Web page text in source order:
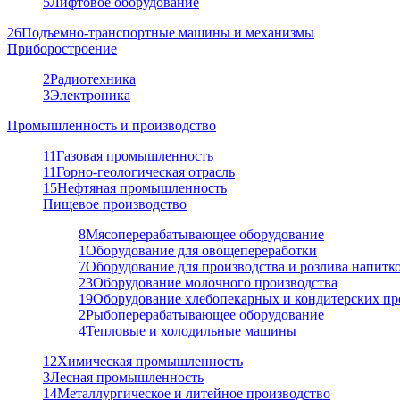
26Подъемно-транспортные машины и механизмы
Приборостроение
2Радиотехника
3Электроника
Промышленность и производство
11Газовая промышленность
11Горно-геологическая отрасль
15Нефтяная промышленность
Пищевое производство
8Мясоперерабатывающее оборудование
1Оборудование для овощепереработки
7Оборудование для производства и розлива
23Оборудование молочного производства
19Оборудование хлебопекарных и кондитерских
2Рыбоперерабатывающее оборудование
4Тепловые и холодильные машины
12Химическая промышленность
3Лесная промышленность
14Металлургическое и литейное производство